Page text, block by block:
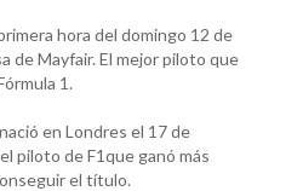
hora del domingo 12 de
de Mayfair. El mejor piloto que
1.
en Londres el 17 de
piloto de F1que ganó más
el título.